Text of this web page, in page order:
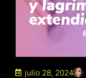
julio 28, 2024